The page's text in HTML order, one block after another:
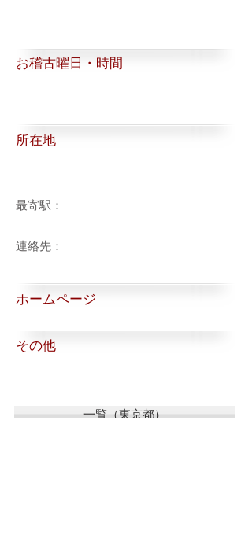
お稽古曜日・時間
所在地
最寄駅：
連絡先：
ホームページ
その他
一覧（東京都）